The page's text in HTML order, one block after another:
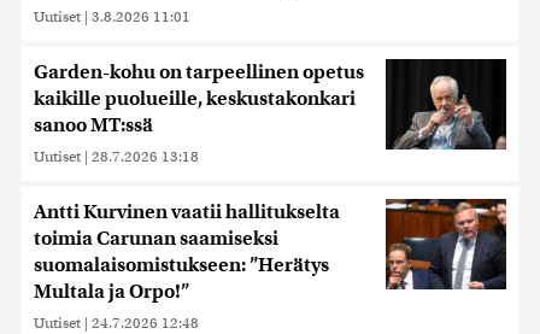
Uutiset | 3.8.2026 11:01
Garden-kohu on tarpeellinen opetus
kaikille puolueille, keskustakonkari
sanoo MT:ssä
Uutiset | 28.7.2026 13:18
Antti Kurvinen vaatii hallitukselta
toimia Carunan saamiseksi
suomalaisomistukseen: ”Herätys
Multala ja Orpo!”
Uutiset | 24.7.2026 12:48